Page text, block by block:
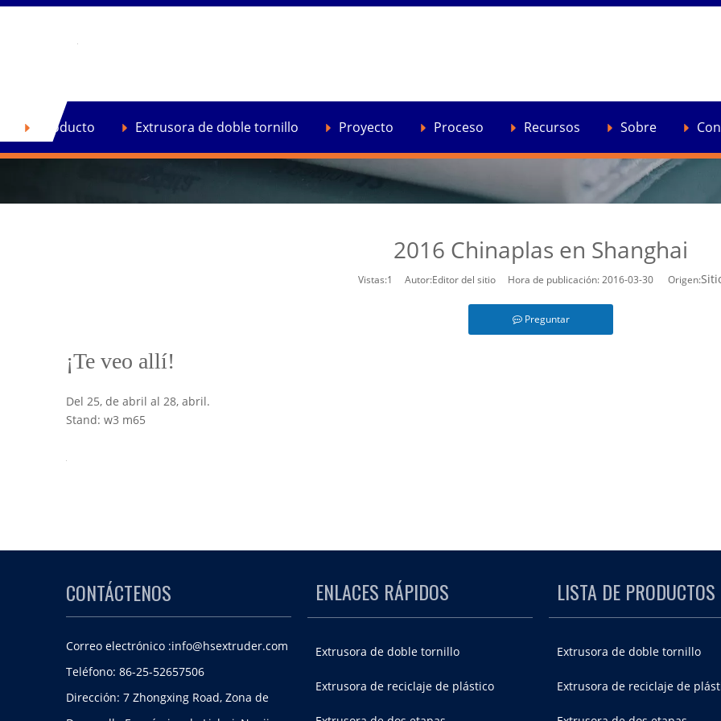
Producto Extrusora de doble tornillo Proyecto Proceso Recursos Sobre
Hogar Noticias » Noticias de la compañía » darse cuenta » 2016 Chinaplas en Shanghai
2016 Chinaplas en Shanghai
Vistas:1 Autor:Editor del sitio Hora de publicación: 2016-03-30 Origen:
Preguntar
¡Te veo allí!
Del 25, de abril al 28, abril.
Stand: w3 m65
CONTÁCTENOS
Correo electrónico :info@hsextruder.com
Teléfono: 86-25-52657506
Dirección: 7 Zhongxing Road, Zona de
ENLACES RÁPIDOS
Extrusora de doble tornillo
Extrusora de reciclaje de plástico
LISTA DE PRODUCTOS
Extrusora de doble tornillo
Extrusora de reciclaje de